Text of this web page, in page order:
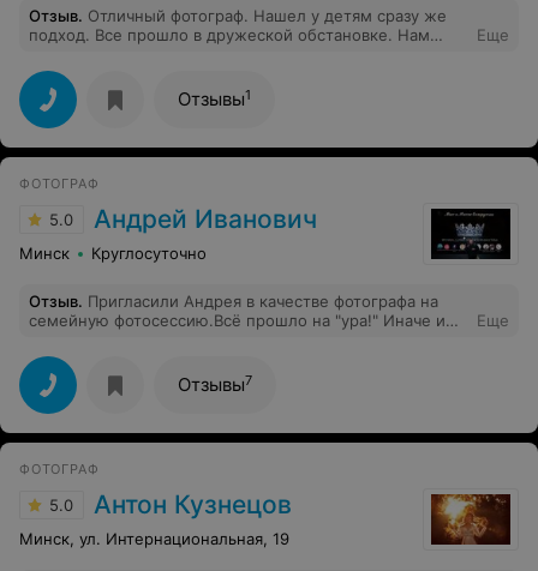
Отзыв. Отличный фотограф. Нашел у детям сразу же
подход. Все прошло в дружеской обстановке. Нам
Еще
Отзывы1
ФОТОГРАФ
5.0 Андрей Иванович
Минск Круглосуточно
Отзыв. Пригласили Андрея в качестве фотографа на
семейную фотосессию.Всё прошло на "ура!" Иначе и
профессионализма. Индивидуальный подход,
добродушное, благожелательное общение. Все
остались довольны - и взрослые, и дети. Обязательно
обратимся ещё.
Еще
Отзывы7
ФОТОГРАФ
5.0 Антон Кузнецов
Минск, ул. Интернациональная, 19